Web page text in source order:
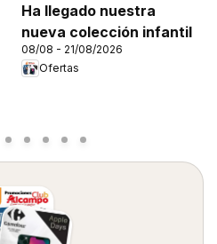
Ha llegado nuestra
nueva colección infantil
08/08 - 21/08/2026
Ofertas